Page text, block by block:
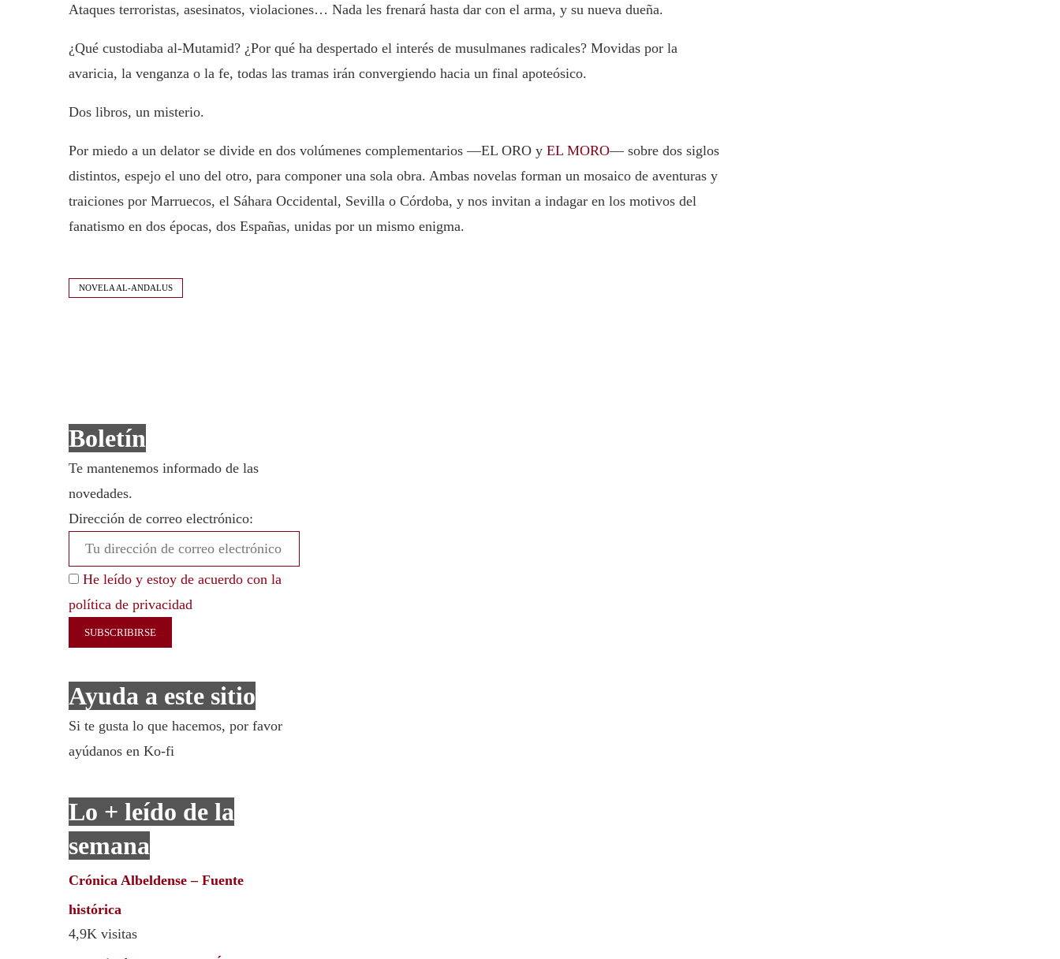
Ataques terroristas, asesinatos, violaciones… Nada les frenará hasta dar con el arma, y su nueva dueña.
¿Qué custodiaba al-Mutamid? ¿Por qué ha despertado el interés de musulmanes radicales? Movidas por la
avaricia, la venganza o la fe, todas las tramas irán convergiendo hacia un final apoteósico.
Dos libros, un misterio.
Por miedo a un delator se divide en dos volúmenes complementarios —EL ORO y EL MORO— sobre dos siglos
distintos, espejo el uno del otro, para componer una sola obra. Ambas novelas forman un mosaico de aventuras y
traiciones por Marruecos, el Sáhara Occidental, Sevilla o Córdoba, y nos invitan a indagar en los motivos del
fanatismo en dos épocas, dos Españas, unidas por un mismo enigma.
NOVELA AL-ANDALUS
Boletín
Te mantenemos informado de las
novedades.
Dirección de correo electrónico:
He leído y estoy de acuerdo con la
política de privacidad
Ayuda a este sitio
Si te gusta lo que hacemos, por favor
ayúdanos en Ko-fi
Lo + leído de la
semana
Crónica Albeldense – Fuente
histórica
4,9K visitas